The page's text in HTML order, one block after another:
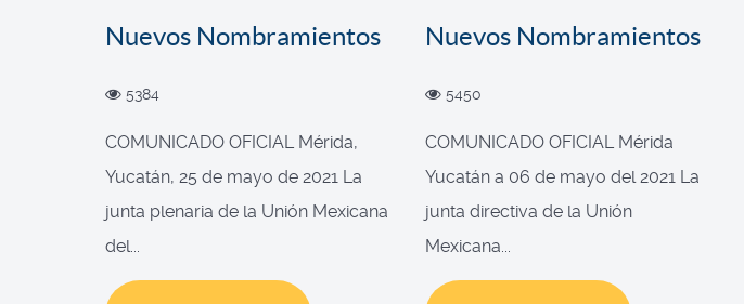
Nuevos Nombramientos
5384
COMUNICADO OFICIAL Mérida,
Yucatán, 25 de mayo de 2021 La
junta plenaria de la Unión Mexicana
del...
Nuevos Nombramientos
5450
COMUNICADO OFICIAL Mérida
Yucatán a 06 de mayo del 2021 La
junta directiva de la Unión
Mexicana...